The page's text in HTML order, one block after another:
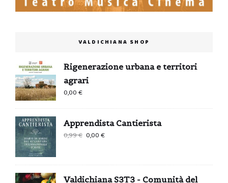
VALDICHIANA SHOP
Rigenerazione urbana e territori
agrari
0,00€
Apprendista Cantierista
0,99€
era:
0,99 €.
0,00€
è:
0,00 €.
Valdichiana S3T3 - Comunità del